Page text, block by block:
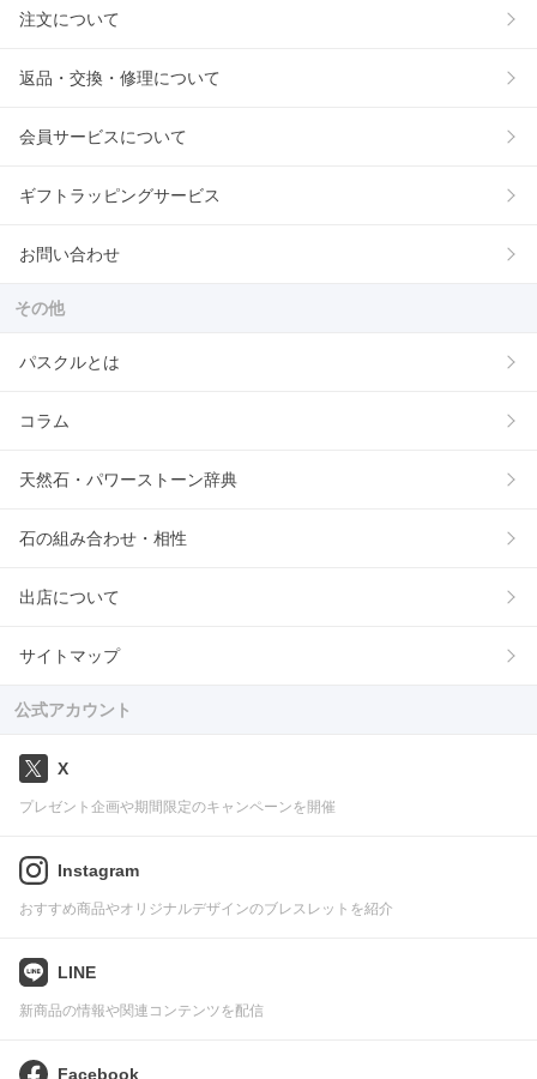
注文について
返品・交換・修理について
会員サービスについて
ギフトラッピングサービス
お問い合わせ
その他
パスクルとは
コラム
天然石・パワーストーン辞典
石の組み合わせ・相性
出店について
サイトマップ
公式アカウント
X
プレゼント企画や期間限定のキャンペーンを開催
Instagram
おすすめ商品やオリジナルデザインのブレスレットを紹介
LINE
新商品の情報や関連コンテンツを配信
Facebook